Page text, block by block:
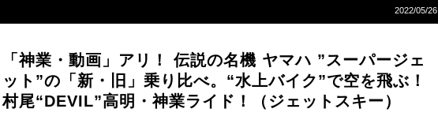
2022/05/26
「神業・動画」アリ！ 伝説の名機 ヤマハ ”スーパージェ
ット”の「新・旧」乗り比べ。“水上バイク”で空を飛ぶ！
村尾“DEVIL”高明・神業ライド！（ジェットスキー）